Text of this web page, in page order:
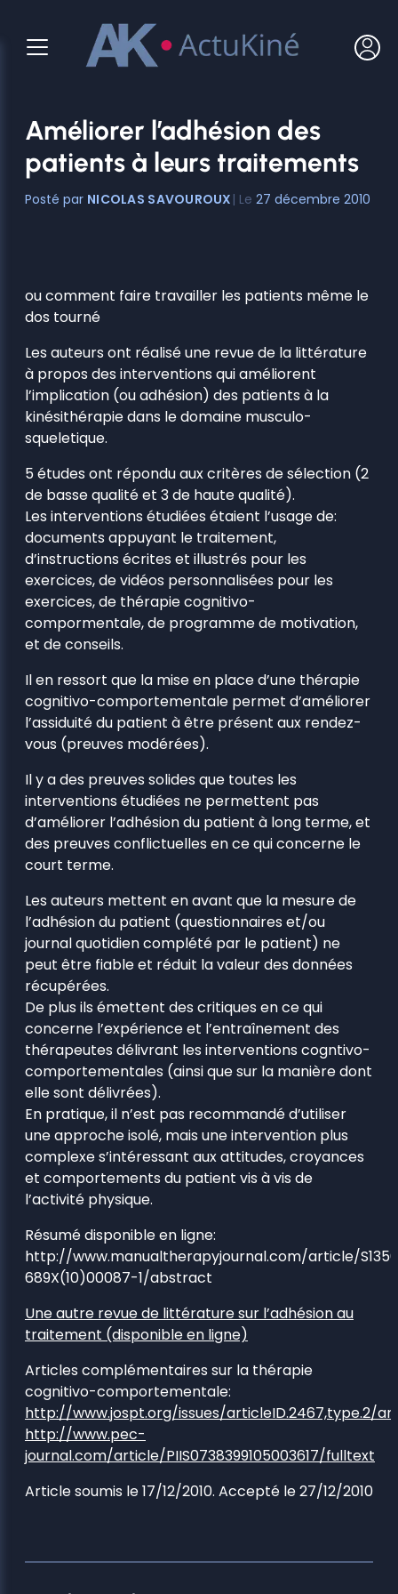
contenu
Améliorer l’adhésion des
patients à leurs traitements
NICOLAS SAVOUROUX 27 décembre 2010
ou comment faire travailler les patients même le
dos tourné
Les auteurs ont réalisé une revue de la littérature
à propos des interventions qui améliorent
l’implication (ou adhésion) des patients à la
kinésithérapie dans le domaine musculo-
squeletique.
5 études ont répondu aux critères de sélection (2
de basse qualité et 3 de haute qualité).
Les interventions étudiées étaient l’usage de:
documents appuyant le traitement,
d’instructions écrites et illustrés pour les
exercices, de vidéos personnalisées pour les
exercices, de thérapie cognitivo-
compormentale, de programme de motivation,
et de conseils.
Il en ressort que la mise en place d’une thérapie
cognitivo-comportementale permet d’améliorer
l’assiduité du patient à être présent aux rendez-
vous (preuves modérées).
Il y a des preuves solides que toutes les
interventions étudiées ne permettent pas
d’améliorer l’adhésion du patient à long terme, et
des preuves conflictuelles en ce qui concerne le
court terme.
Les auteurs mettent en avant que la mesure de
l’adhésion du patient (questionnaires et/ou
journal quotidien complété par le patient) ne
peut être fiable et réduit la valeur des données
récupérées.
De plus ils émettent des critiques en ce qui
concerne l’expérience et l’entraînement des
thérapeutes délivrant les interventions cogntivo-
comportementales (ainsi que sur la manière dont
elle sont délivrées).
En pratique, il n’est pas recommandé d’utiliser
une approche isolé, mais une intervention plus
complexe s’intéressant aux attitudes, croyances
et comportements du patient vis à vis de
l’activité physique.
Résumé disponible en ligne:
http://www.manualtherapyjournal.com/article/
689X(10)00087-1/abstract
Une autre revue de littérature sur l’adhésion au
traitement (disponible en ligne)
Articles complémentaires sur la thérapie
cognitivo-comportementale:
http://www.jospt.org/issues/articleID.2467,type.2/
http://www.pec-
journal.com/article/PIIS0738399105003617/fulltext
Article soumis le 17/12/2010. Accepté le 27/12/2010